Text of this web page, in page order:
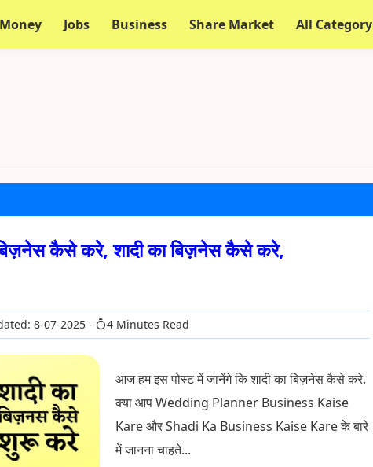
Money Jobs Business Share Market All Category
कैसे करे, शादी का बिज़नेस कैसे करे,
8-07-2025 4 Minutes Read
आज हम इस पोस्ट में जानेंगे कि शादी का बिज़नेस कैसे करे.
क्या आप Wedding Planner Business Kaise
Kare और Shadi Ka Business Kaise Kare के बारे
में जानना चाहते...